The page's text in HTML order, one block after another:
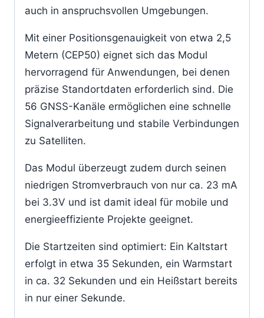
auch in anspruchsvollen Umgebungen.
Mit einer Positionsgenauigkeit von etwa 2,5
Metern (CEP50) eignet sich das Modul
hervorragend für Anwendungen, bei denen
präzise Standortdaten erforderlich sind. Die
56 GNSS-Kanäle ermöglichen eine schnelle
Signalverarbeitung und stabile Verbindungen
zu Satelliten.
Das Modul überzeugt zudem durch seinen
niedrigen Stromverbrauch von nur ca. 23 mA
bei 3.3V und ist damit ideal für mobile und
energieeffiziente Projekte geeignet.
Die Startzeiten sind optimiert: Ein Kaltstart
erfolgt in etwa 35 Sekunden, ein Warmstart
in ca. 32 Sekunden und ein Heißstart bereits
in nur einer Sekunde.